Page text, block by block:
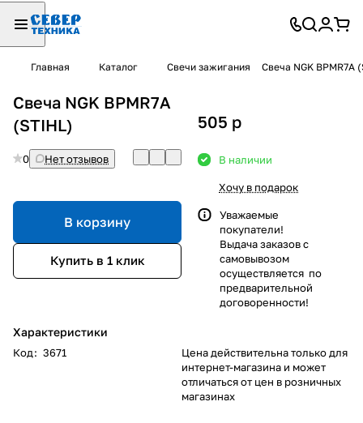
Главная Каталог Свечи зажигания Свеча NGK BPMR7A
Свеча NGK BPMR7A
(STIHL)
0 Нет отзывов
В корзину
Купить в 1 клик
Характеристики
Код: 3671
505 p
В наличии
Хочу в подарок
Уважаемые
покупатели!
Выдача заказов с
самовывозом
осуществляется по
предварительной
договоренности!
Цена действительна только для
интернет-магазина и может
отличаться от цен в розничных
магазинах